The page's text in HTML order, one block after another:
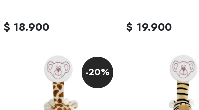
$ 18.900 $ 19.900
-20%